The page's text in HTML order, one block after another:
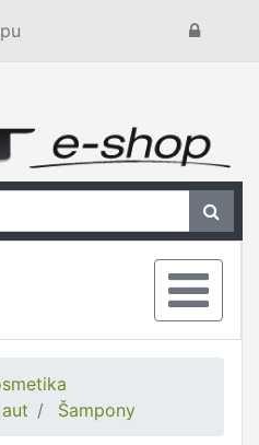
Šampony